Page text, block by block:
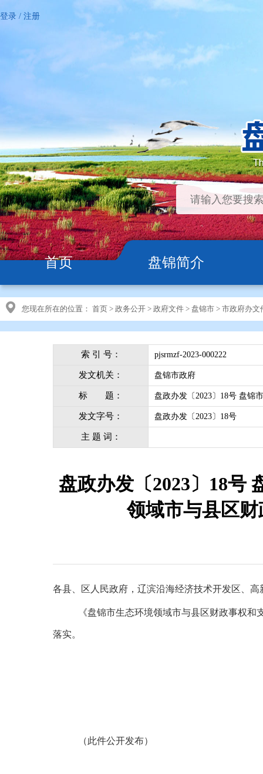
登录 / 注册
首页 盘锦简介
您现在所在的位置： 首页 > 政务公开 > 政府文件 > 盘锦市 > 市政府办文
索 引 号： pjsrmzf-2023-000222
发文机关： 盘锦市政府
标 题： 盘政办发〔2023〕18号 盘锦
发文字号： 盘政办发〔2023〕18号
主 题 词：
盘政办发〔2023〕18号
领域市与县区
各县、区人民政府， 辽滨沿海经济技术开发区、 高
《盘锦市生态环境领域市与县区财政事权和
落实。
（此件公开发布）